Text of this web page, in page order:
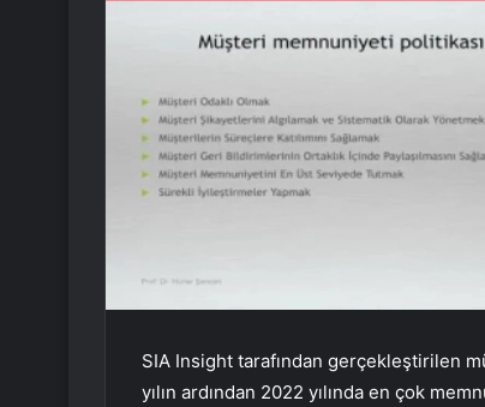
SIA Insight tarafından gerçekleştirilen
yılın ardından 2022 yılında en çok